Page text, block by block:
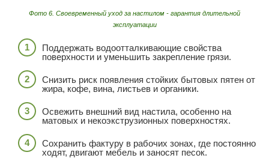
Фото 6. Своевременный уход за настилом - гарантия длительной
эксплуатации
Поддержать водоотталкивающие свойства
поверхности и уменьшить закрепление грязи.
Снизить риск появления стойких бытовых пятен от
жира, кофе, вина, листьев и органики.
Освежить внешний вид настила, особенно на
матовых и некоэкструзионных поверхностях.
Сохранить фактуру в рабочих зонах, где постоянно
ходят, двигают мебель и заносят песок.